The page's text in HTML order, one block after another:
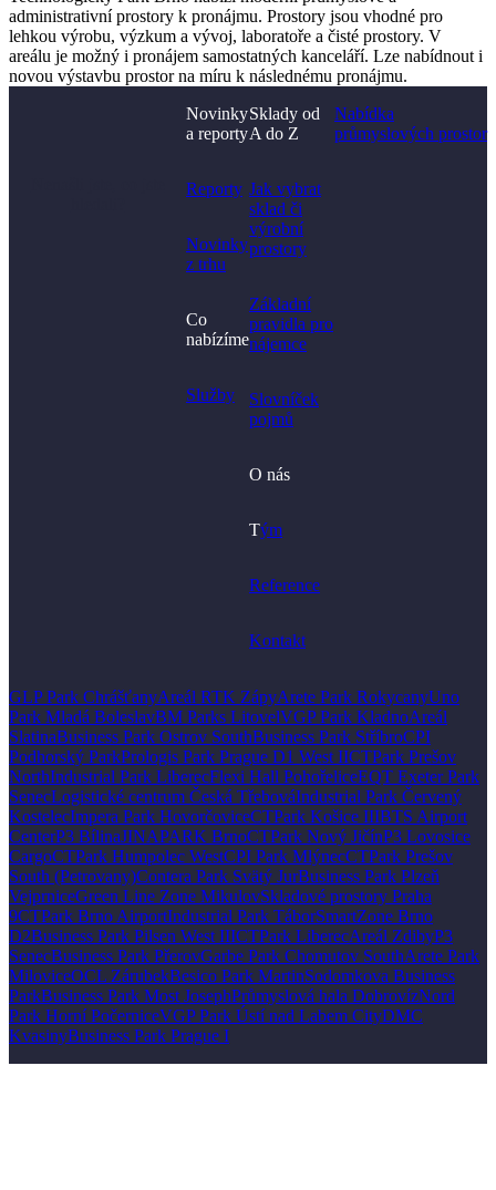
administrativní prostory k pronájmu. Prostory jsou vhodné pro
lehkou výrobu, výzkum a vývoj, laboratoře a čisté prostory. V
areálu je možný i pronájem samostatných kanceláří. Lze nabídnout i
novou výstavbu prostor na míru k následnému pronájmu.
Novinky
a reporty
Reporty
Novinky
z trhu
Co
nabízíme
Služby
Sklady od
A do Z
Jak vybrat
sklad či
výrobní
prostory​
Základní
pravidla pro
nájemce
Slovníček
pojmů
O nás
Tým
Reference
Kontakt
Nabídka
průmyslových prostor
GLP Park ChrášťanyAreál RTK ZápyArete Park RokycanyUno
Park Mladá BoleslavBM Parks LitovelVGP Park KladnoAreál
SlatinaBusiness Park Ostrov SouthBusiness Park StříbroCPI
Podhorský ParkPrologis Park Prague D1 West IICTPark Prešov
NorthIndustrial Park LiberecFlexi Hall PohořeliceEQT Exeter Park
SenecLogistické centrum Česká TřebováIndustrial Park Červený
KostelecImpera Park HovorčoviceCTPark Košice IIIBTS Airport
CenterP3 BílinaJINAPARK BrnoCTPark Nový JičínP3 Lovosice
CargoCTPark Humpolec WestCPI Park MlýnecCTPark Prešov
South (Petrovany)Contera Park Svätý JurBusiness Park Plzeň
VejprniceGreen Line Zone MikulovSkladové prostory Praha
9CTPark Brno AirportIndustrial Park TáborSmartZone Brno
D2Business Park Pilsen West IIICTPark LiberecAreál ZdibyP3
SenecBusiness Park PřerovGarbe Park Chomutov SouthArete Park
MiloviceOCL ZárubekBesico Park MartinSodomkova Business
ParkBusiness Park Most JosephPrůmyslová hala DobrovízNord
Park Horní PočerniceVGP Park Ústí nad Labem CityDMC
KvasinyBusiness Park Prague I